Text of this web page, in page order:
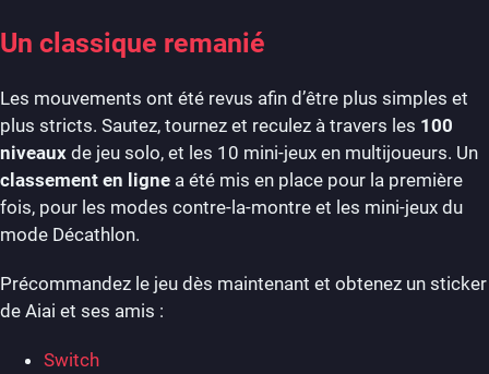
Un classique remanié
Les mouvements ont été revus afin d’être plus simples et
plus stricts. Sautez, tournez et reculez à travers les 100
niveaux de jeu solo, et les 10 mini-jeux en multijoueurs. Un
classement en ligne a été mis en place pour la première
fois, pour les modes contre-la-montre et les mini-jeux du
mode Décathlon.
Précommandez le jeu dès maintenant et obtenez un sticker
de Aiai et ses amis :
Switch